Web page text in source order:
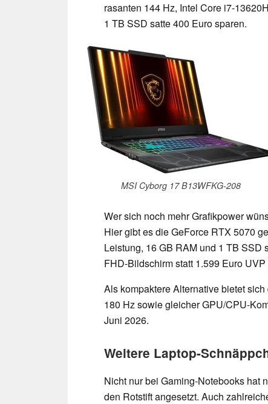
rasanten 144 Hz, Intel Core i7-
1 TB SSD satte 400 Euro sparen.
MSI Cyborg 17 B13WFKG-208
Wer sich noch mehr Grafikpower
Hier gibt es die GeForce RTX 5070
Leistung, 16 GB RAM und 1 TB
FHD-Bildschirm statt 1.599 Euro UVP
Als kompaktere Alternative bietet
180 Hz sowie gleicher GPU/CPU-
Juni 2026.
Weitere Laptop-
Nicht nur bei Gaming-Notebooks hat
den Rotstift angesetzt. Auch